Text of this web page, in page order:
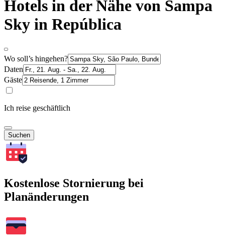
Hotels in der Nähe von Sampa
Sky in República
Wo soll’s hingehen?
Daten
Gäste
Ich reise geschäftlich
Suchen
Kostenlose Stornierung bei
Planänderungen